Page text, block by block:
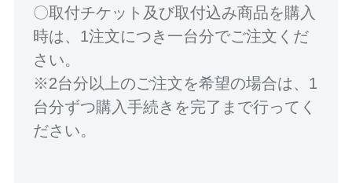
〇取付チケット及び取付込み商品を購入
時は、1注文につき一台分でご注文くだ
さい。
※2台分以上のご注文を希望の場合は、1
台分ずつ購入手続きを完了まで行ってく
ださい。